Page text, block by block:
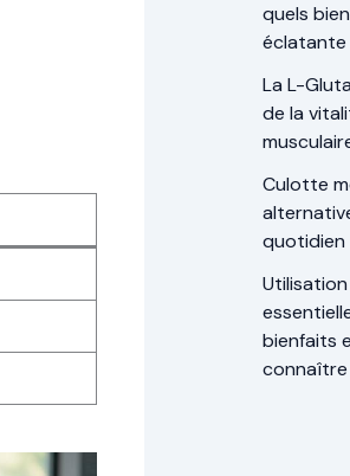
quels
éclatante
La L-
de la
Culotte
quotidien
bienfaits
connaître